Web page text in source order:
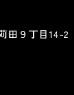
田９丁目14-2